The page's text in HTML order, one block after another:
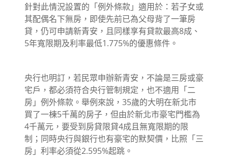
針對此情況設置的「例外條款」適用於：若子女或
其配偶名下無房，即使先前已為父母背了一筆房
貸，仍可申請新青安，且同樣享有貸款最高8成、
5年寬限期及利率最低1.775%的優惠條件。
央行也明訂，若民眾申辦新青安，不論是三房或豪
宅戶，都必須符合央行管制規定，也不適用「二
房」例外條款。舉例來說，35歲的大明在新北市
買了一棟5千萬的房子，但由於新北市豪宅門檻為
4千萬元，要受到房貸限貸4成且無寬限期的限
制；同時央行與銀行也有豪宅的默契價，比照「三
房」利率必須從2.595%起跳。